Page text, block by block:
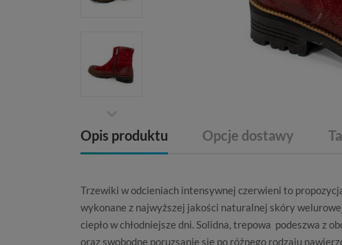
Opis produktu Opcje dostawy
Trzewiki w odcieniach intensywnej czerwieni to
wykonane z najwyższej jakości naturalnej skóry
ciepło w chłodniejsze dni. Solidna, trepowa podeszwa z
oraz swobodne poruzsanie się po różnego rodzaju